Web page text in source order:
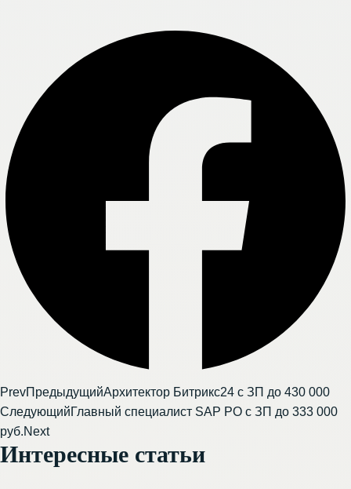
PrevПредыдущийАрхитектор Битрикс24 с ЗП до 430 000
СледующийГлавный специалист SAP PO с ЗП до 333 000
руб.Next
Интересные статьи